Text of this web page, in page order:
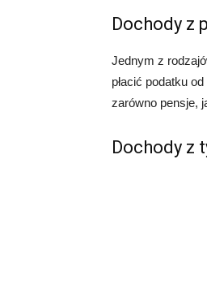
Dochody z
Jednym z
płacić podatku
zarówno pensje,
Dochody z